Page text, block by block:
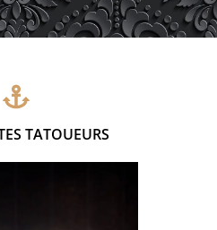
TATOUEURS